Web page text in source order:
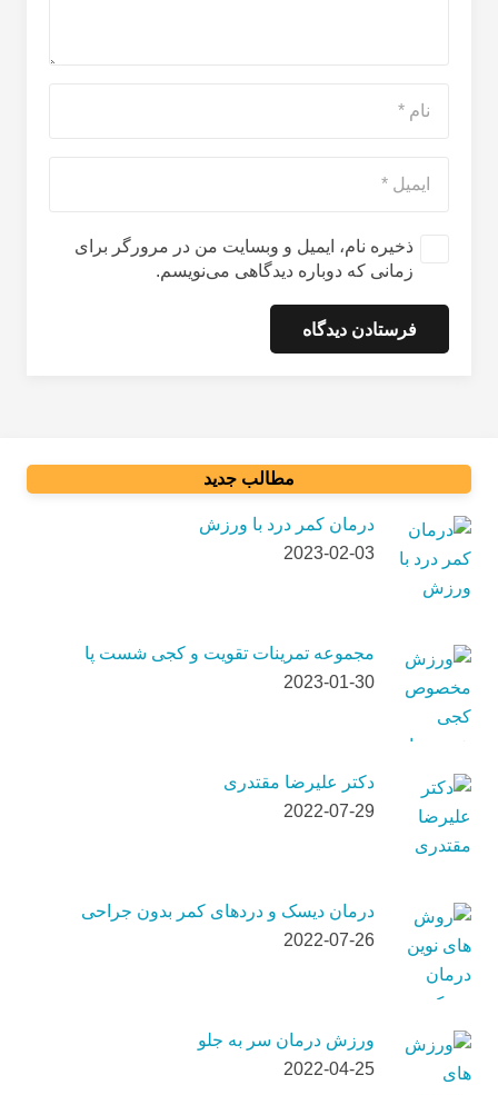
ذخیره نام، ایمیل و وبسایت من در مرورگر برای
زمانی که دوباره دیدگاهی می‌نویسم.
فرستادن دیدگاه
مطالب جدید
درمان کمر درد با ورزش
2023-02-03
مجموعه تمرینات تقویت و کجی شست پا
2023-01-30
دکتر علیرضا مقتدری
2022-07-29
درمان دیسک و دردهای کمر بدون جراحی
2022-07-26
ورزش درمان سر به جلو
2022-04-25